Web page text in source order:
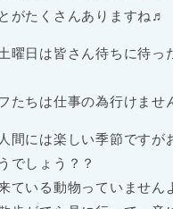
がたくさんありますね♬
曜日は皆さん待ちに待っ
たちは仕事の為行けませ
間には楽しい季節ですが
でしょう？？
ている動物っていません